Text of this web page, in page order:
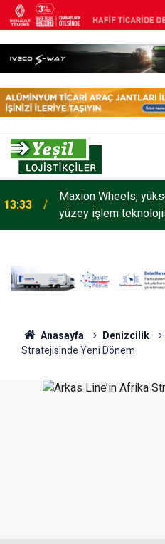
13:33
Maxion Wheels,
yüzey işlem
Anasayfa Denizcilik
Stratejisinde Yeni Dönem